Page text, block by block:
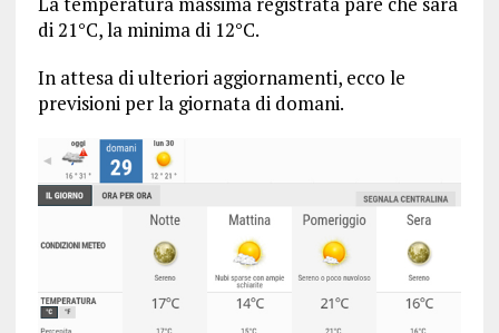
di 21°C, la minima di 12°C.
In attesa di ulteriori aggiornamenti, ecco le
previsioni per la giornata di domani.